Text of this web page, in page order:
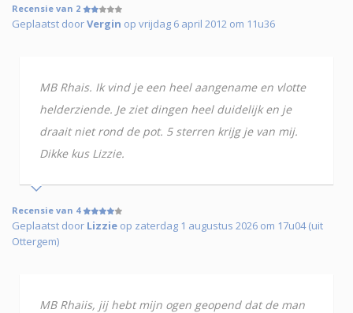
Recensie van 2
Geplaatst doorVergin op vrijdag 6 april 2012 om 11u36
MB Rhais. Ik vind je een heel aangename en vlotte
helderziende. Je ziet dingen heel duidelijk en je
draait niet rond de pot. 5 sterren krijg je van mij.
Dikke kus Lizzie.
Recensie van 4
Geplaatst door Lizzie op zaterdag 1 augustus 2026 om 17u04 (uit
Ottergem)
MB Rhaiis, jij hebt mijn ogen geopend dat de man